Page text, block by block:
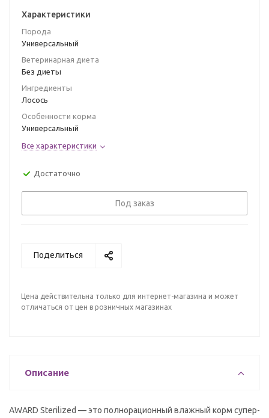
Характеристики
Порода
Универсальный
Ветеринарная диета
Без диеты
Ингредиенты
Лосось
Особенности корма
Универсальный
Все характеристики
Достаточно
Под заказ
Поделиться
Цена действительна только для интернет-магазина и может
отличаться от цен в розничных магазинах
Описание
AWARD Sterilized — это полнорационный влажный корм супер-